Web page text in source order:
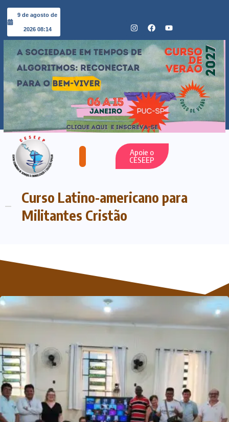
9 de agosto de
2026 08:14
Apoie o
CESEEP
Curso Latino-americano para
Militantes Cristão